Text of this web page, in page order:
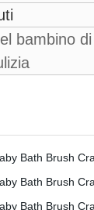
bambino